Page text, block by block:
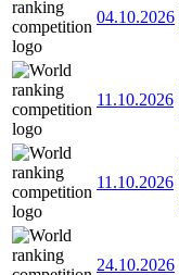
04.10.2026
11.10.2026
11.10.2026
24.10.2026